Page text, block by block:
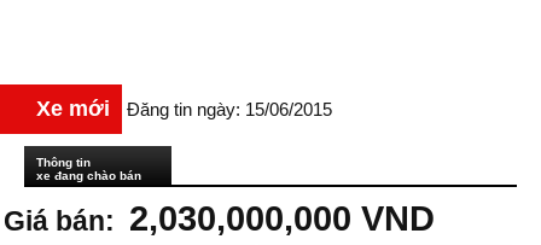
Xe mới Đăng tin ngày: 15/06/2015
Thông tin
xe đang chào bán
Giá bán: 2,030,000,000 VND